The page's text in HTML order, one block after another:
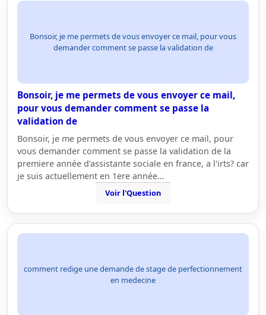
Bonsoir, je me permets de vous envoyer ce mail, pour vous
demander comment se passe la validation de
Bonsoir, je me permets de vous envoyer ce mail,
pour vous demander comment se passe la
validation de
Bonsoir, je me permets de vous envoyer ce mail, pour
vous demander comment se passe la validation de la
premiere année d'assistante sociale en france, a l'irts? car
je suis actuellement en 1ere année…
Voir l'Question
comment redige une demande de stage de perfectionnement
en medecine